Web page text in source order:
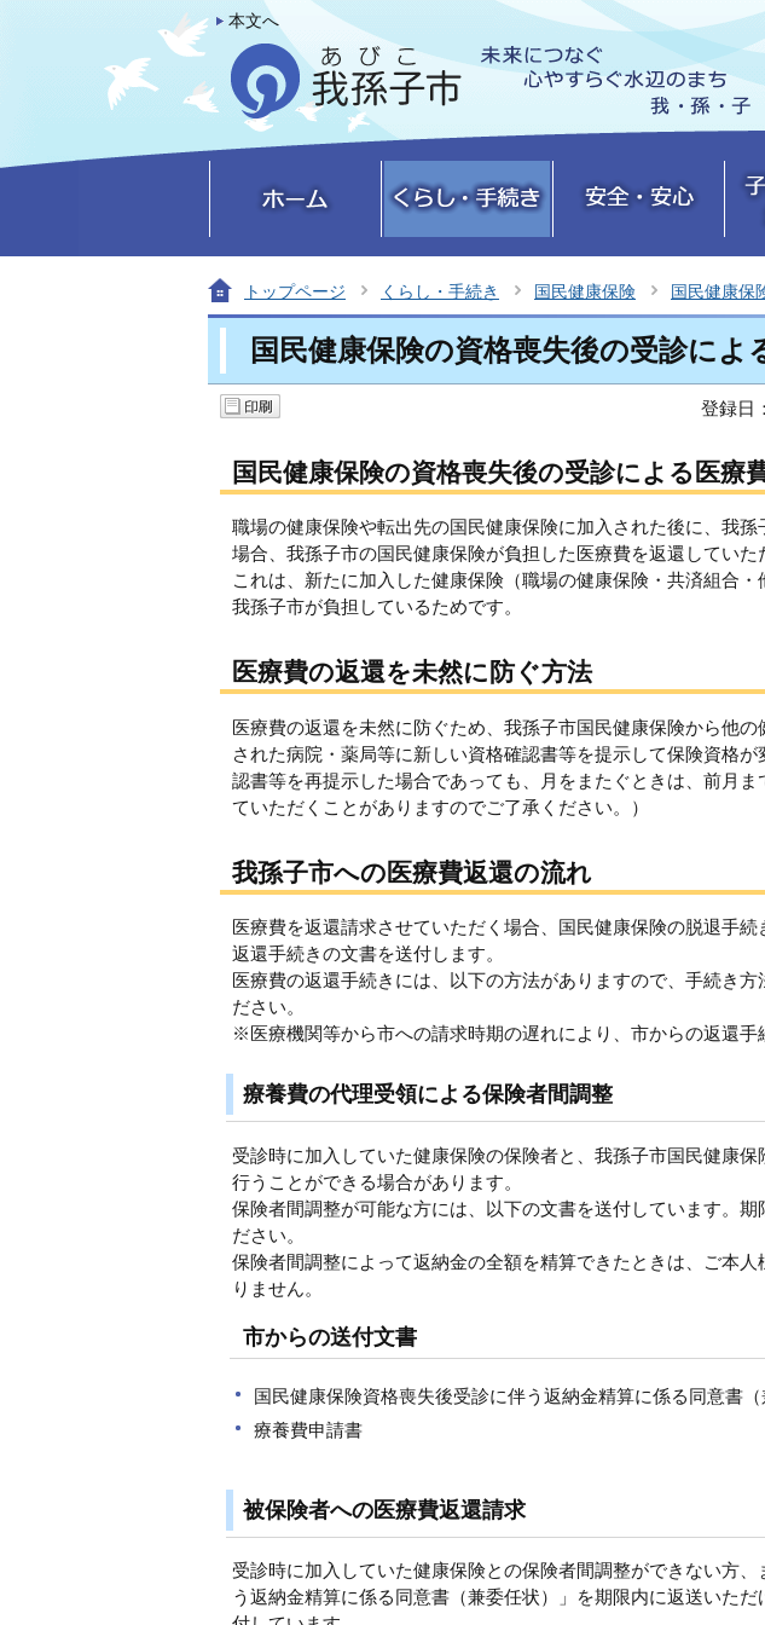
本文へ
トップページ くらし・手続き 国民健康保険 国民健康保
国民健康保険の資格喪失後の受診によ
登録日
国民健康保険の資格喪失後の受診による医療
職場の健康保険や転出先の国民健康保険に加入された後に、我
場合、我孫子市の国民健康保険が負担した医療費を返還していた
これは、新たに加入した健康保険（職場の健康保険・共済組合
我孫子市が負担しているためです。
医療費の返還を未然に防ぐ方法
医療費の返還を未然に防ぐため、我孫子市国民健康保険から他
された病院・薬局等に新しい資格確認書等を提示して保険資格
認書等を再提示した場合であっても、月をまたぐときは、前月
ていただくことがありますのでご了承ください。）
我孫子市への医療費返還の流れ
医療費を返還請求させていただく場合、国民健康保険の脱退手
返還手続きの文書を送付します。
医療費の返還手続きには、以下の方法がありますので、手続き
ださい。
※医療機関等から市への請求時期の遅れにより、市からの返還手
療養費の代理受領による保険者間調整
受診時に加入していた健康保険の保険者と、我孫子市国民健康
行うことができる場合があります。
保険者間調整が可能な方には、以下の文書を送付しています。
ださい。
保険者間調整によって返納金の全額を精算できたときは、ご本
りません。
市からの送付文書
国民健康保険資格喪失後受診に伴う返納金精算に係る同意書（
療養費申請書
被保険者への医療費返還請求
受診時に加入していた健康保険との保険者間調整ができない方
う返納金精算に係る同意書（兼委任状）」を期限内に返送いた